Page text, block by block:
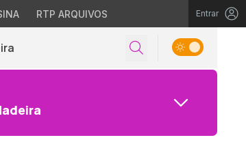
RTP ARQUIVOS Entrar